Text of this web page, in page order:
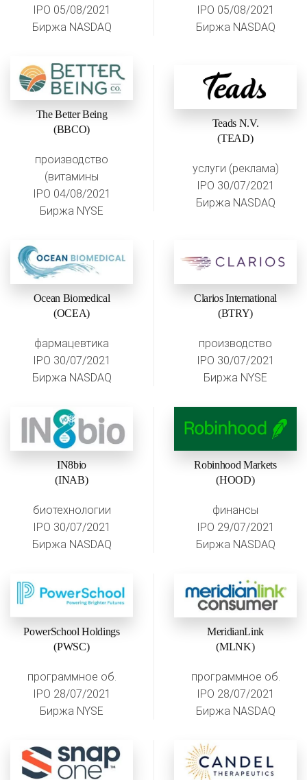
IPO 05/08/2021
Биржа NASDAQ
IPO 05/08/2021
Биржа NASDAQ
The Better Being
(BBCO)
производство
(витамины
IPO 04/08/2021
Биржа NYSE
Teads N.V.
(TEAD)
услуги (реклама)
IPO 30/07/2021
Биржа NASDAQ
Ocean Biomedical
(OCEA)
фармацевтика
IPO 30/07/2021
Биржа NASDAQ
Clarios International
(BTRY)
производство
IPO 30/07/2021
Биржа NYSE
IN8bio
(INAB)
биотехнологии
IPO 30/07/2021
Биржа NASDAQ
Robinhood Markets
(HOOD)
финансы
IPO 29/07/2021
Биржа NASDAQ
PowerSchool Holdings
(PWSC)
программное об.
IPO 28/07/2021
Биржа NYSE
MeridianLink
(MLNK)
программное об.
IPO 28/07/2021
Биржа NASDAQ